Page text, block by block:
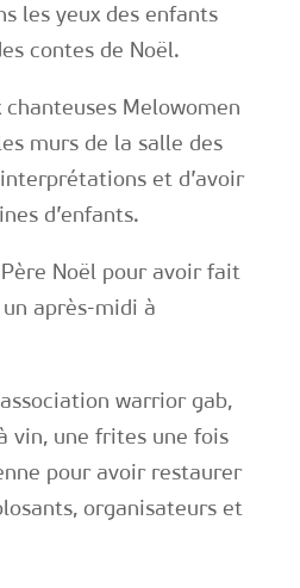
les yeux des enfants
contes de Noël.
Melowomen
murs de la salle des
et d’avoir
d’enfants.
Noël pour avoir fait
après-midi à
warrior gab,
vin, une frites une fois
pour avoir restaurer
organisateurs et